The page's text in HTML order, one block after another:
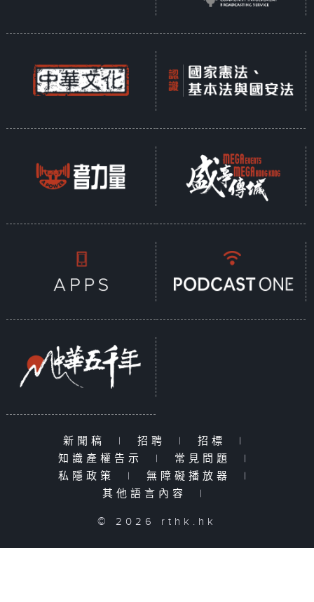
新聞稿 | 招聘 | 招標
|
知識產權告示
| 常見問題
|
私隱政策
| 無障礙播放器
|
其他語言內容
|
© 2026 rthk.hk